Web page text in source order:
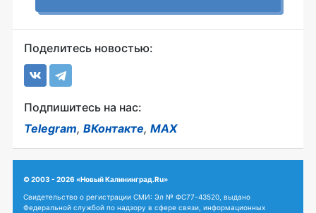
Поделитесь новостью:
Подпишитесь на нас:
Telegram, ВКонтакте, MAX
© 2003 - 2026 «Новый Калининград.Ru»
Свидетельство о регистрации СМИ: Эл № ФС77-43520, выдано
Федеральной службой по надзору в сфере связи, информационных